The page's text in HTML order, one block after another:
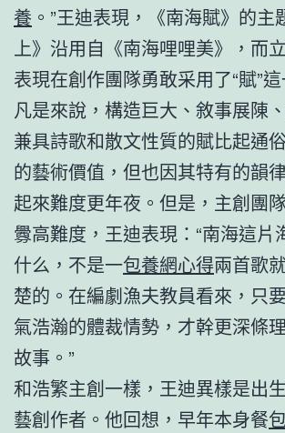
養 。”王迪表現，《南海賦》的
上》沿用自《南海哩哩美》，而
表現在創作團隊勇敢采用了“賦”
凡是來說，構造巨大、敘事展陳
兼具詩歌和散文性質的賦比起通
的藝術價值，但也因其特有的韻
起來難度更年夜。但是，主創團
釁高難度，王迪表現：“南海這片
什么，不是一包養網心得兩首歌
楚的。在編劇漁夫教員看來，只要
氣浩瀚的體裁情勢，才幹更深條
故事。”
和浩繁主創一樣，王迪異樣是出
藝創作者。他回想，早年本身餐